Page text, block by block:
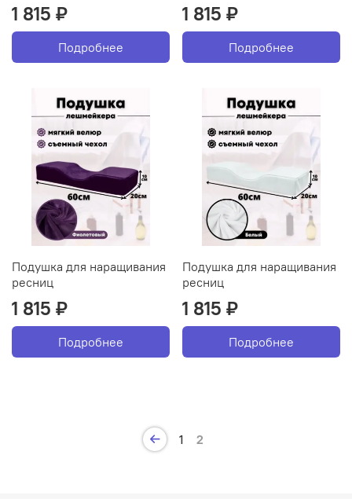
1 815 ₽
Подробнее
1 815 ₽
Подробнее
Подушка для наращивания
ресниц
1 815 ₽
Подробнее
Подушка для наращивания
ресниц
1 815 ₽
Подробнее
1 2